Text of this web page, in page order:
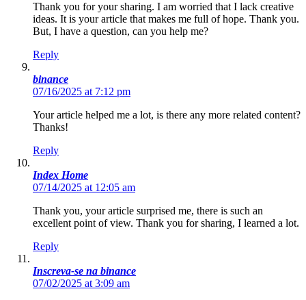
Thank you for your sharing. I am worried that I lack creative
ideas. It is your article that makes me full of hope. Thank you.
But, I have a question, can you help me?
Reply
binance
07/16/2025 at 7:12 pm
Your article helped me a lot, is there any more related content?
Thanks!
Reply
Index Home
07/14/2025 at 12:05 am
Thank you, your article surprised me, there is such an
excellent point of view. Thank you for sharing, I learned a lot.
Reply
Inscreva-se na binance
07/02/2025 at 3:09 am